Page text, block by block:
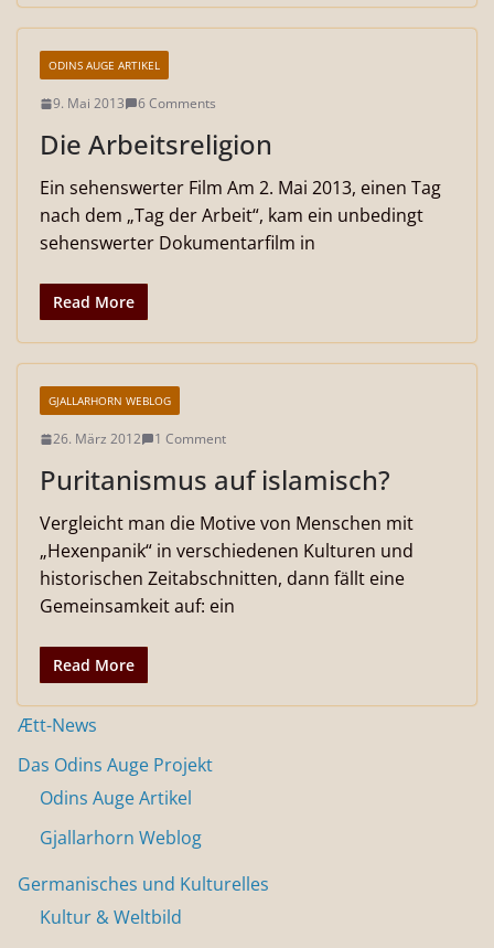
ODINS AUGE ARTIKEL
9. Mai 2013 6 Comments
Die Arbeitsreligion
Ein sehenswerter Film Am 2. Mai 2013, einen Tag
nach dem „Tag der Arbeit“, kam ein unbedingt
sehenswerter Dokumentarfilm in
Read More
GJALLARHORN WEBLOG
26. März 2012 1 Comment
Puritanismus auf islamisch?
Vergleicht man die Motive von Menschen mit
„Hexenpanik“ in verschiedenen Kulturen und
historischen Zeitabschnitten, dann fällt eine
Gemeinsamkeit auf: ein
Read More
Ætt-News
Das Odins Auge Projekt
Odins Auge Artikel
Gjallarhorn Weblog
Germanisches und Kulturelles
Kultur & Weltbild